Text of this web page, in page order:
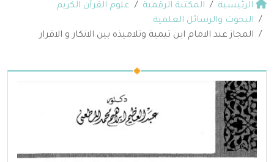
الرئيسية المكتبة الرقمية
علوم القرآن الكريم
البحوث والرسائل العلمية
المجاز عند الامام ابن تيمية وتلاميذه بين الانكار و الاقرار